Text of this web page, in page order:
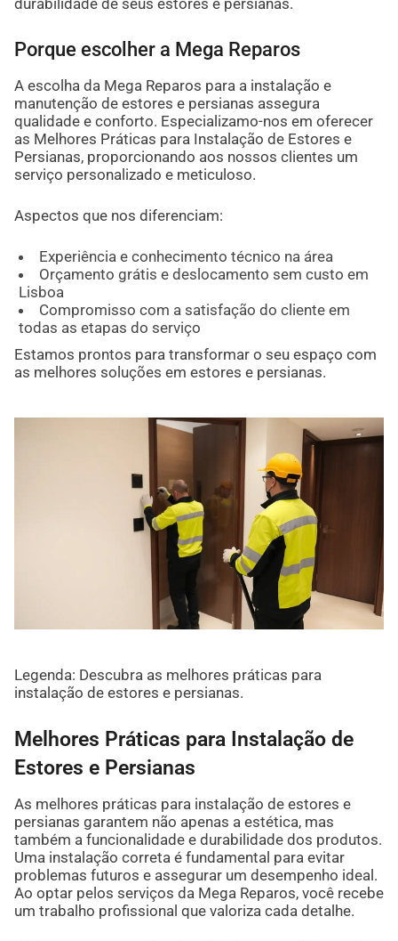
durabilidade de seus estores e persianas.
Porque escolher a Mega Reparos
A escolha da Mega Reparos para a instalação e
manutenção de estores e persianas assegura
qualidade e conforto. Especializamo-nos em oferecer
as Melhores Práticas para Instalação de Estores e
Persianas, proporcionando aos nossos clientes um
serviço personalizado e meticuloso.
Aspectos que nos diferenciam:
Experiência e conhecimento técnico na área
Orçamento grátis e deslocamento sem custo em
Lisboa
Compromisso com a satisfação do cliente em
todas as etapas do serviço
Estamos prontos para transformar o seu espaço com
as melhores soluções em estores e persianas.
Legenda: Descubra as melhores práticas para
instalação de estores e persianas.
Melhores Práticas para Instalação de
Estores e Persianas
As melhores práticas para instalação de estores e
persianas garantem não apenas a estética, mas
também a funcionalidade e durabilidade dos produtos.
Uma instalação correta é fundamental para evitar
problemas futuros e assegurar um desempenho ideal.
Ao optar pelos serviços da Mega Reparos, você recebe
um trabalho profissional que valoriza cada detalhe.